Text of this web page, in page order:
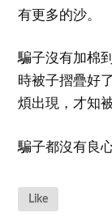
有更多的沙。
騙子沒有加棉
時被子摺疊好
煩出現，才知
騙子都沒有良
Like